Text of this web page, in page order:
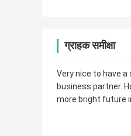
ग्राहक समीक्षा
Very nice to have a
business partner.
more bright future